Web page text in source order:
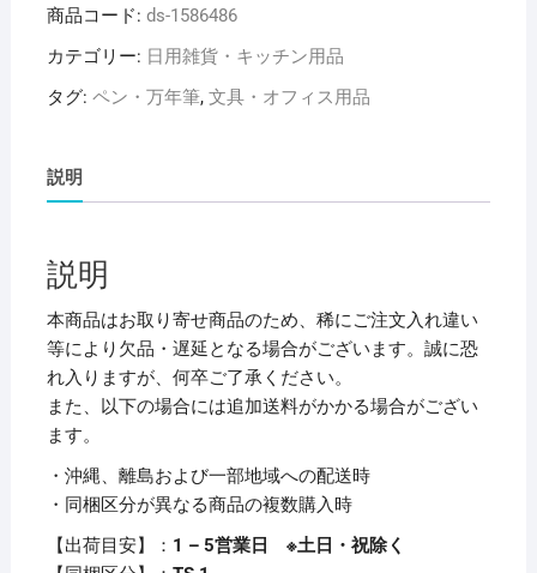
鉛
筆
性
イ
ン
ー
カ
ー
中
字
丸
芯
金
PX20.25
本
商品コード: ds-1586486
カテゴリー: 日用雑貨・キッチン用品
タグ: ペン・万年筆, 文具・オフィス用品
説明
説明
本商品はお取り寄せ商品のため、稀にご注文入れ違い
等により欠品・遅延となる場合がございます。誠に恐
れ入りますが、何卒ご了承ください。
また、以下の場合には追加送料がかかる場合がござい
ます。
・沖縄、離島および一部地域への配送時
・同梱区分が異なる商品の複数購入時
【出荷目安】： 1 – 5営業日 ※土日・祝除く